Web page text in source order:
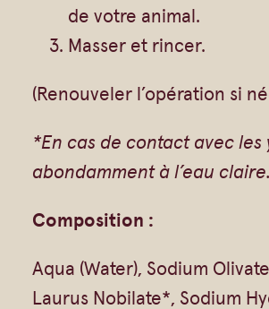
de votre animal.
Masser et rincer.
(Renouveler l’opération si
*En cas de contact avec
abondamment à l’eau claire.
Composition :
Aqua (Water), Sodium
Laurus Nobilate*, Sodium
c
i
n
s
&
h
a